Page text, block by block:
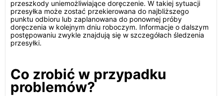
przeszkody uniemożliwiające doręczenie. W takiej sytuacji
przesyłka może zostać przekierowana do najbliższego
punktu odbioru lub zaplanowana do ponownej próby
doręczenia w kolejnym dniu roboczym. Informacje o dalszym
postępowaniu zwykle znajdują się w szczegółach śledzenia
przesyłki.
Co zrobić w przypadku
problemów?